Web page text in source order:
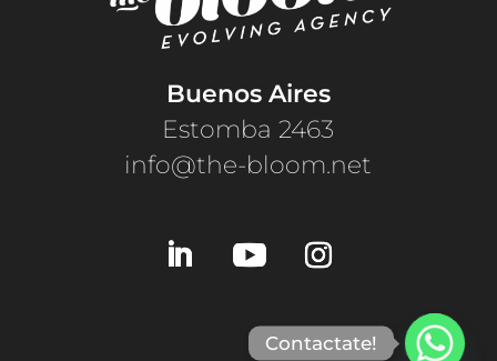
Buenos Aires
Estomba 2463
info@the-bloom.net
Contactate!